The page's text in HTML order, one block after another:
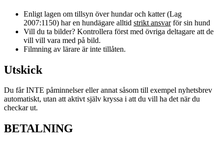
Enligt lagen om tillsyn över hundar och katter (Lag
2007:1150) har en hundägare alltid strikt ansvarför sin hund
Vill du ta bilder? Kontrollera först med övriga deltagare att de
vill vill vara med på bild.
Filmning av lärare är inte tillåten.
Utskick
Du får INTE påminnelser eller annat såsom till exempel nyhetsbrev
automatiskt, utan att aktivt själv kryssa i att du vill ha det när du
checkar ut.
BETALNING